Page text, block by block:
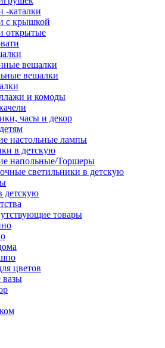
-каталки
с крышкой
открытые
вешалки
вешалки
и комоды
часы и декор
настольные лампы
в детскую
напольные/Торшеры
светильники в детскую
детскую
товары
цветов
вазы